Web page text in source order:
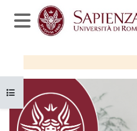
Zum Hauptinhalt
Website-Übersicht
Kursindex öffnen